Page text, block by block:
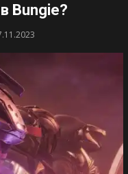
Bungie?